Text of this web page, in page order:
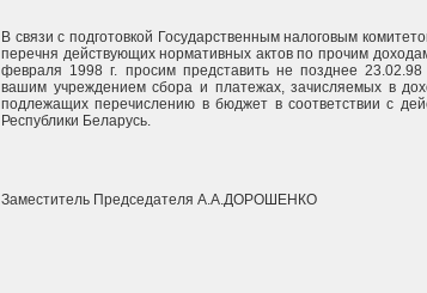
В связи с подготовкой Государственным налоговым
перечня действующих нормативных актов по прочим
февраля 1998 г. просим представить не позднее
вашим учреждением сбора и платежах, зачисляемых в
подлежащих перечислению в бюджет в соответствии с
Республики Беларусь.
Заместитель Председателя А.А.ДОРОШЕНКО